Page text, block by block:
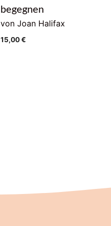
begegnen
von Joan Halifax
15,00€